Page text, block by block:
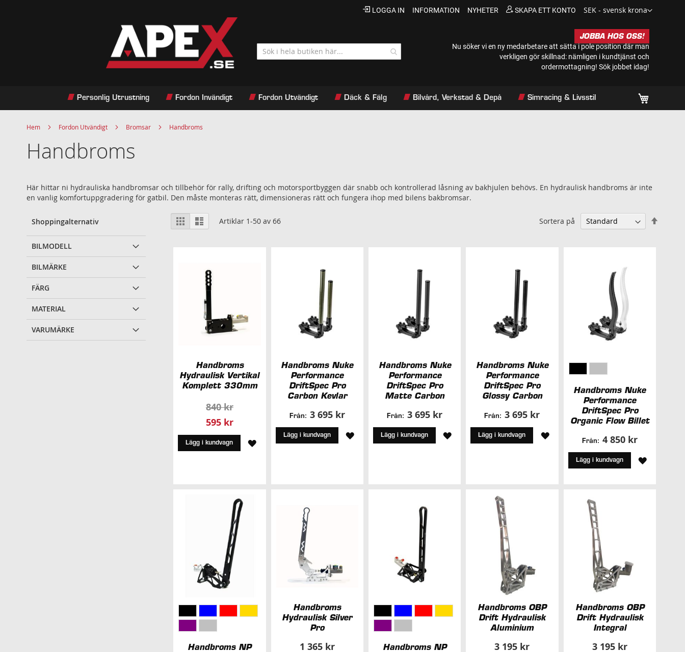
Valuta
SEK - svensk krona
LOGGA IN INFORMATION NYHETER SKAPA ETT KONTO
JOBBA HOS OSS!
Nu söker vi en ny medarbetare att sätta i pole position där man
verkligen gör skillnad: nämligen i kundtjänst och
ordermottagning! Sök jobbet idag!
Personlig Utrustning Fordon Invändigt Fordon Utvändigt Däck & Fälg Bilvård, Verkstad & Depå Simracing & Livsstil
Hem Fordon Utvändigt Bromsar Handbroms
Handbroms
Här hittar ni hydrauliska handbromsar och tillbehör för rally, drifting och motorsportbyggen där snabb och kontrollerad låsning av bakhjulen behövs. En hydraulisk handbroms är inte
en vanlig komfortuppgradering för gatbil. Den måste monteras rätt, dimensioneras rätt och fungera ihop med bilens bakbromsar.
Visa
som
RutnätListvyArtiklar 1-50 av66 Sortera på
Handbroms
Hydraulisk Vertikal
Komplett 330mm
840 kr
Specialpris
595 kr
Lägg i kundvagn
LÄGG
Handbroms Nuke
Performance
DriftSpec Pro
Carbon Kevlar
Från: 3 695 kr
Lägg i kundvagn
LÄGG
Handbroms Nuke
Performance
DriftSpec Pro
Matte Carbon
Från:3 695 kr
Lägg i kundvagn
LÄGG
Handbroms Nuke
Performance
DriftSpec Pro
Glossy Carbon
Från:3 695 kr
Lägg i kundvagn
LÄGG
Handbroms Nuke
Performance
DriftSpec Pro
Organic Flow Billet
Från: 4 850 kr
Lägg i kundvagn
LÄGG
Handbroms NP
Handbroms
Hydraulisk Silver
Pro
1 365 kr
Handbroms NP
Handbroms OBP
Drift Hydraulisk
Aluminium
3 195 kr
Handbroms OBP
Drift Hydraulisk
Integral
3 195 kr
Shoppingalternativ
BILMODELL
BILMÄRKE
FÄRG
MATERIAL
VARUMÄRKE